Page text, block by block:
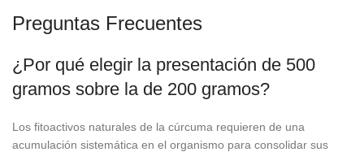
Preguntas Frecuentes
¿Por qué elegir la presentación de 500
gramos sobre la de 200 gramos?
Los fitoactivos naturales de la cúrcuma requieren de una
acumulación sistemática en el organismo para consolidar sus